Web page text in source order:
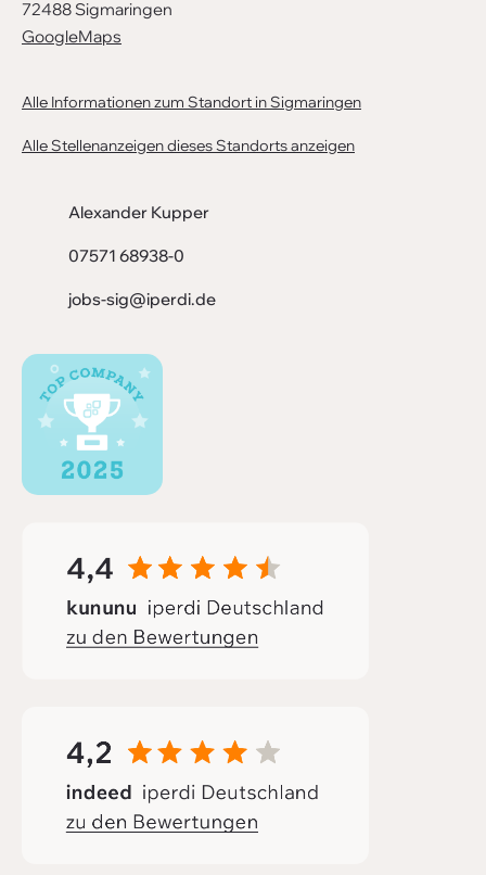
72488 Sigmaringen
GoogleMaps
Alle Informationen zum Standort in Sigmaringen
Alle Stellenanzeigen dieses Standorts anzeigen
Alexander Kupper
07571 68938-0
jobs-sig@iperdi.de